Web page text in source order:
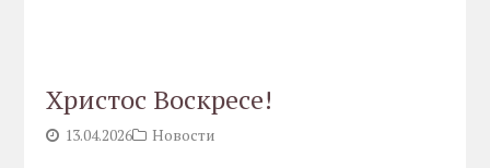
Христос Воскресе!
13.04.2026 Новости